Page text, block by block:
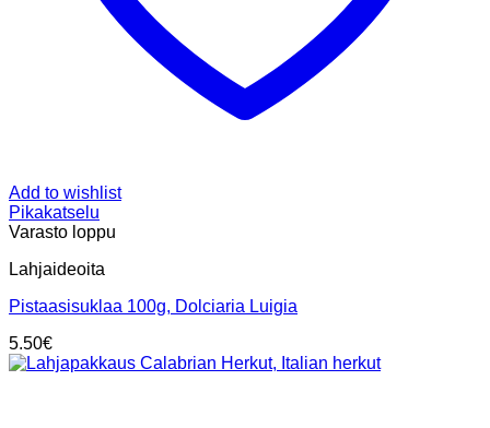
Add to wishlist
Pikakatselu
Varasto loppu
Lahjaideoita
Pistaasisuklaa 100g, Dolciaria Luigia
5.50€